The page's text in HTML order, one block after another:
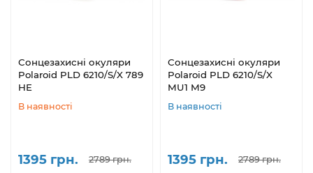
Сонцезахисні окуляри
Polaroid PLD 6210/S/X 789
HE
В наявності
1395 грн. 2789 грн.
Сонцезахисні окуляри
Polaroid PLD 6210/S/X
MU1 M9
В наявності
1395 грн. 2789 грн.